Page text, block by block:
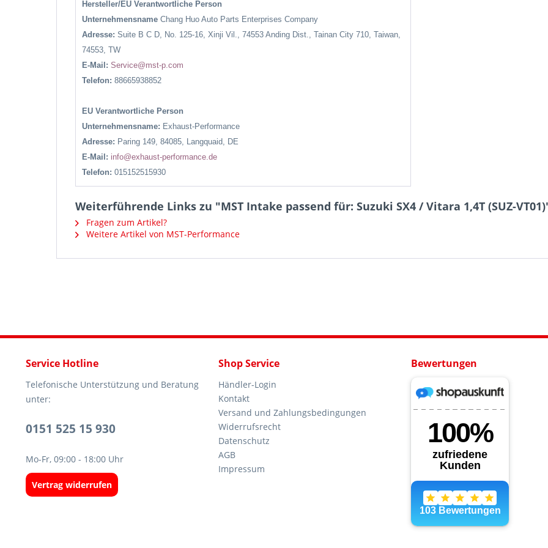
Hersteller/EU Verantwortliche Person
Unternehmensname Chang Huo Auto Parts Enterprises Company
Adresse: Suite B C D, No. 125-16, Xinji Vil., 74553 Anding Dist., Tainan City 710, Taiwan,
74553, TW
E-Mail: Service@mst-p.com
Telefon: 88665938852
EU Verantwortliche Person
Unternehmensname: Exhaust-Performance
Adresse: Paring 149, 84085, Langquaid, DE
E-Mail: info@exhaust-performance.de
Telefon: 015152515930
Weiterführende Links zu "MST Intake passend für: Suzuki SX4 / Vitara 1,4T (SUZ-
Fragen zum Artikel?
Weitere Artikel von MST-Performance
Service Hotline
Telefonische Unterstützung und Beratung
unter:
0151 525 15 930
Mo-Fr, 09:00 - 18:00 Uhr
Vertrag widerrufen
Shop Service
Händler-Login
Kontakt
Versand und Zahlungsbedingungen
Widerrufsrecht
Datenschutz
AGB
Impressum
Bewertungen